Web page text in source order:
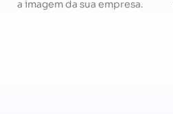
a imagem da sua empresa.